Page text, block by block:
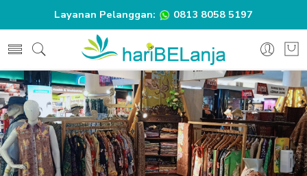
Layanan Pelanggan: 0813 8058 5197